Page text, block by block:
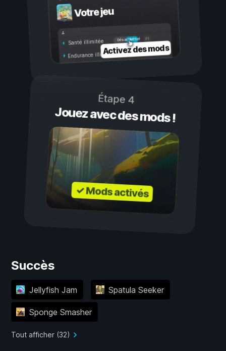
Votre jeu
Activé
Désactivé
Santé illimitée
Endurance illimitéeActivez des mods
Étape 4
Jouez avec des mods !
✓ Mods activés
Succès
Jellyfish Jam Spatula Seeker
Sponge Smasher
Tout afficher (32)